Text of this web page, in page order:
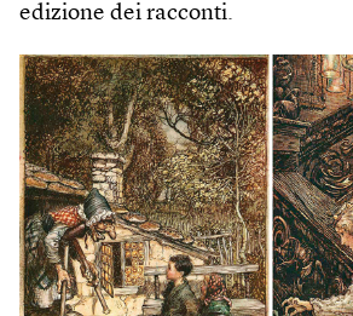
edizione dei racconti.